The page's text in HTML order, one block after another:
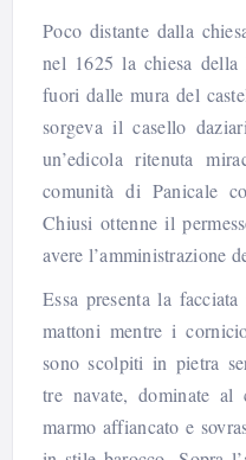
Poco distante dalla
nel 1625 la chiesa della
fuori dalle mura del
sorgeva il casello
un’edicola ritenuta
comunità di Panicale
Chiusi ottenne il
avere l’amministrazione
Essa presenta la
mattoni mentre i
sono scolpiti in pietra
tre navate, dominate al
marmo affiancato e